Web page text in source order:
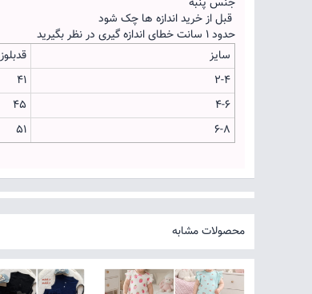
قبل از خرید اندازه ها چک شود
حدود 1 سانت خطای اندازه گیری در نظر بگیرید
سایز
قدبلوز
2-4
41
4-6
45
6-8
51
محصولات مشابه